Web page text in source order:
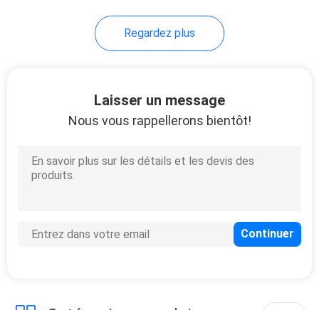
Soupape à vanne de
commande de
Regardez plus
Laisser un message
Nous vous rappellerons bientôt!